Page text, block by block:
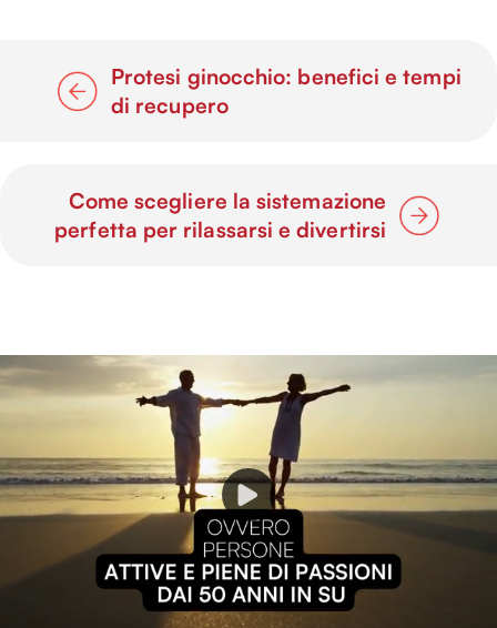
Protesi ginocchio: benefici e tempi
di recupero
Come scegliere la sistemazione
perfetta per rilassarsi e divertirsi
P
l